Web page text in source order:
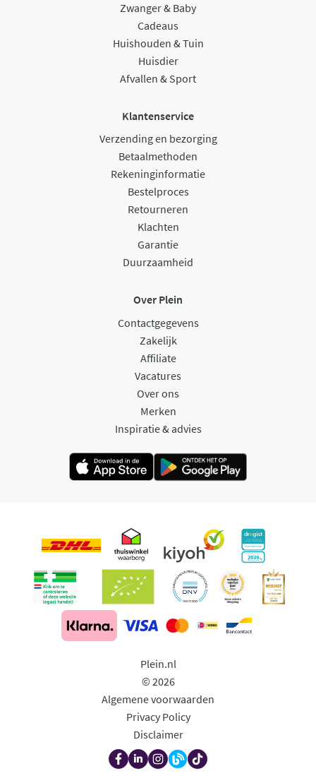
Zwanger & Baby
Cadeaus
Huishouden & Tuin
Huisdier
Afvallen & Sport
Klantenservice
Verzending en bezorging
Betaalmethoden
Rekeninginformatie
Bestelproces
Retourneren
Klachten
Garantie
Duurzaamheid
Over Plein
Contactgegevens
Zakelijk
Affiliate
Vacatures
Over ons
Merken
Inspiratie & advies
Plein.nl
© 2026
Algemene voorwaarden
Privacy Policy
Disclaimer